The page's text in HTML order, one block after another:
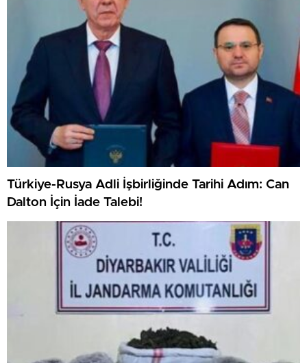
Türkiye-Rusya Adli İşbirliğinde Tarihi Adım: Can
Dalton İçin İade Talebi!